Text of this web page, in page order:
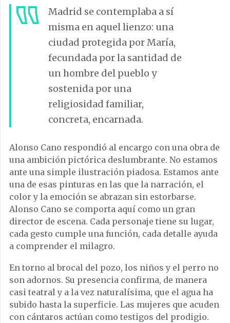
Madrid se contemplaba a sí
misma en aquel lienzo: una
ciudad protegida por María,
fecundada por la santidad de
un hombre del pueblo y
sostenida por una
religiosidad familiar,
concreta, encarnada.
Alonso Cano respondió al encargo con una obra de
una ambición pictórica deslumbrante. No estamos
ante una simple ilustración piadosa. Estamos ante
una de esas pinturas en las que la narración, el
color y la emoción se abrazan sin estorbarse.
Alonso Cano se comporta aquí como un gran
director de escena. Cada personaje tiene su lugar,
cada gesto cumple una función, cada detalle ayuda
a comprender el milagro.
En torno al brocal del pozo, los niños y el perro no
son adornos. Su presencia confirma, de manera
casi teatral y a la vez naturalísima, que el agua ha
subido hasta la superficie. Las mujeres que acuden
con cántaros actúan como testigos del prodigio.